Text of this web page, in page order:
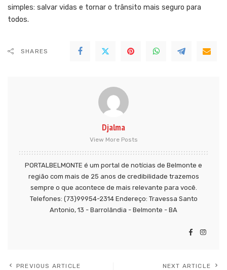
simples: salvar vidas e tornar o trânsito mais seguro para
todos.
SHARES
Djalma
View More Posts
PORTALBELMONTE é um portal de notícias de Belmonte e
região com mais de 25 anos de credibilidade trazemos
sempre o que acontece de mais relevante para você.
Telefones: (73)99954-2314 Endereço: Travessa Santo
Antonio, 13 - Barrolândia - Belmonte - BA
PREVIOUS ARTICLE NEXT ARTICLE